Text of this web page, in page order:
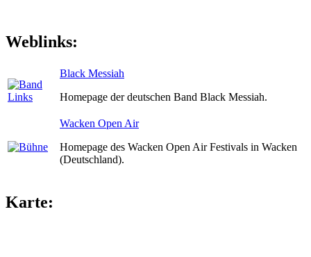
Weblinks:
Black Messiah
Homepage der deutschen Band Black Messiah.
Wacken Open Air
Homepage des Wacken Open Air Festivals in Wacken
(Deutschland).
Karte: